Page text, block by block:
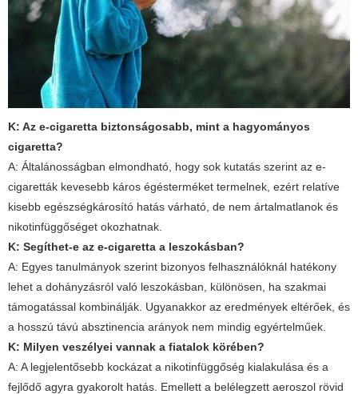
K: Az e-cigaretta biztonságosabb, mint a hagyományos
cigaretta?
A: Általánosságban elmondható, hogy sok kutatás szerint az e-
cigaretták kevesebb káros égésterméket termelnek, ezért relatíve
kisebb egészségkárosító hatás várható, de nem ártalmatlanok és
nikotinfüggőséget okozhatnak.
K: Segíthet-e az e-cigaretta a leszokásban?
A: Egyes tanulmányok szerint bizonyos felhasználóknál hatékony
lehet a dohányzásról való leszokásban, különösen, ha szakmai
támogatással kombinálják. Ugyanakkor az eredmények eltérőek, és
a hosszú távú absztinencia arányok nem mindig egyértelműek.
K: Milyen veszélyei vannak a fiatalok körében?
A: A legjelentősebb kockázat a nikotinfüggőség kialakulása és a
fejlődő agyra gyakorolt hatás. Emellett a belélegzett aeroszol rövid